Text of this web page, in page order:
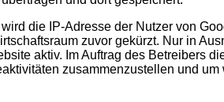
die IP-Adresse der Nutzer von
zuvor gekürzt. Nur in
aktiv. Im Auftrag des Betreibers
zusammenzustellen und